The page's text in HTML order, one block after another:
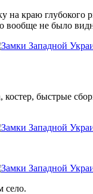
краю глубокого
вообще не было
костер, быстрые
село.